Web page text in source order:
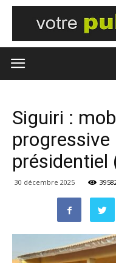
Siguiri :
présidentiel
30 décembre 2025